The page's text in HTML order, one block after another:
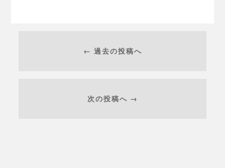
← 過去の投稿へ
次の投稿へ →